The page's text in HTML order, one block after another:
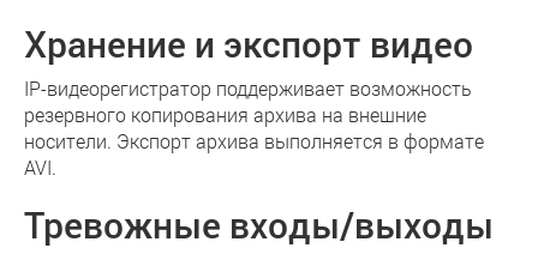
Хранение и экспорт видео
IP-видеорегистратор поддерживает возможность
резервного копирования архива на внешние
носители. Экспорт архива выполняется в формате
AVI.
Тревожные входы/выходы